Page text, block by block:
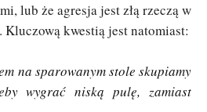
lub że agresja jest złą rzeczą w
kwestią jest natomiast:
na sparowanym stole skupiamy
wygrać niską pulę, zamiast